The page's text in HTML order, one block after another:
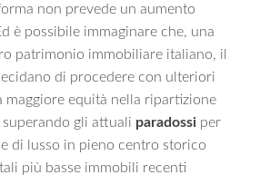
non prevede un aumento
è possibile immaginare che, una
patrimonio immobiliare italiano, il
di procedere con ulteriori
maggiore equità nella ripartizione
superando gli attuali paradossi per
di lusso in pieno centro storico
più basse immobili recenti